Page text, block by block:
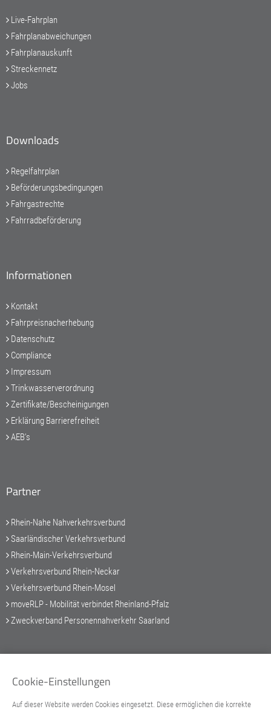
Live-Fahrplan
Fahrplanabweichungen
Fahrplanauskunft
Streckennetz
Jobs
Downloads
Regelfahrplan
Beförderungsbedingungen
Fahrgastrechte
Fahrradbeförderung
Informationen
Kontakt
Fahrpreisnacherhebung
Datenschutz
Compliance
Impressum
Trinkwasserverordnung
Zertifikate/Bescheinigungen
Erklärung Barrierefreiheit
AEB's
Partner
Rhein-Nahe Nahverkehrsverbund
Saarländischer Verkehrsverbund
Rhein-Main-Verkehrsverbund
Verkehrsverbund Rhein-Neckar
Verkehrsverbund Rhein-Mosel
moveRLP - Mobilität verbindet Rheinland-Pfalz
Zweckverband Personennahverkehr Saarland
Service-Hotline
+49 6731 999 27-27
Cookie-Einstellungen
Auf dieser Website werden Cookies eingesetzt. Diese ermöglichen die korrekte